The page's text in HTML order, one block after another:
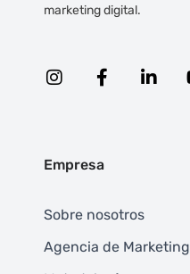
marketing digital.
Empresa
Sobre nosotros
Agencia de Marketing